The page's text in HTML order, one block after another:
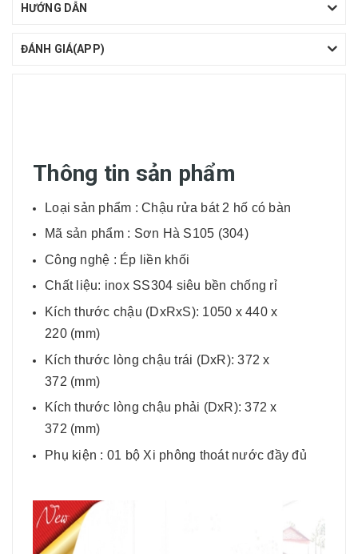
HƯỚNG DẪN
ĐÁNH GIÁ(APP)
Thông tin sản phẩm
Loại sản phẩm : Chậu rửa bát 2 hố có bàn
Mã sản phẩm : Sơn Hà S105 (304)
Công nghệ : Ép liền khối
Chất liệu: inox SS304 siêu bền chống rỉ
Kích thước chậu (DxRxS): 1050 x 440 x
220 (mm)
Kích thước lòng chậu trái (DxR): 372 x
372 (mm)
Kích thước lòng chậu phải (DxR): 372 x
372 (mm)
Phụ kiện : 01 bộ Xi phông thoát nước đầy đủ